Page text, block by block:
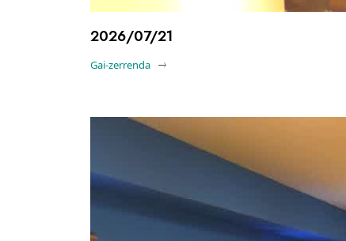
2026/07/21
Gai-zerrenda